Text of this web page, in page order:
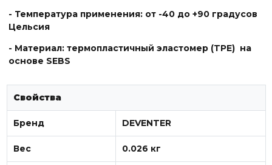
- Температура применения: от -40 до +90 градусов
Цельсия
- Материал: термопластичный эластомер (TPE) на
основе SEBS
Свойства
Бренд DEVENTER
Вес 0.026 кг